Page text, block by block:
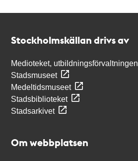
Stockholmskällan drivs av
Medioteket, utbildningsförvaltningen
Stadsmuseet
Medeltidsmuseet
Stadsbiblioteket
Stadsarkivet
Om webbplatsen